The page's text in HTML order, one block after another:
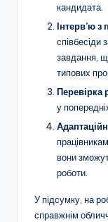
кандидата.
Інтерв’ю
співбесіди
завдання,
типових
Перевірка
у
вони
роботи.
У підсумку, на
справжнім